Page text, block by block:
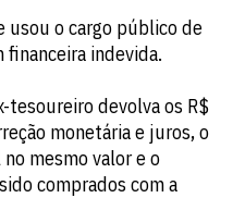
usou o cargo público de
financeira indevida.
devolva os R$
monetária e juros, o
mesmo valor e o
comprados com a